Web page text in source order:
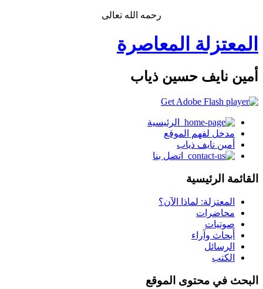
رحمه الله تعالى
المعتزلة المعاصرة
أمين نايف حسين ذياب
الرئيسية
مدخل لفهم الموقع
أمين نايف ذياب
اتصل بنا
القائمة الرئيسية
المعتزلة: لماذا الآن؟
محاضرات
صوتيات
أبحاث وآراء
الرسائل
الكتب
البحث في محتوى الموقع